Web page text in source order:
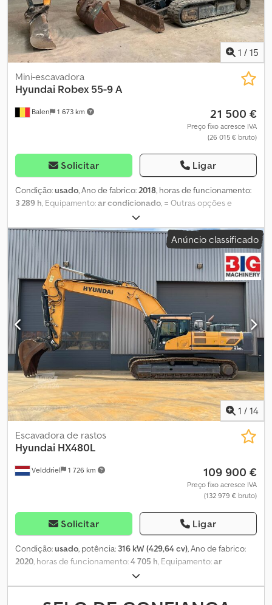
Ano de fabricação: 2015 Peso em vazio: 10.500 kg Certificação CE:
sim Número de referência: 85 Djdpfx Ajztrgmoc Nowa =
Informações da empresa = Para mais informações:
1 / 15
Balen 1 673 km
Mini-escavadora
Hyundai Robex 55-9 A
21 500 €
Preço fixo acresce IVA
(26 015 € bruto)
Solicitar Ligar
Condição:usado, Ano de fabrico:2018, horas de funcionamento:
3 289 h, Equipamento:ar condicionado, = Outras opções e
acessórios = - Sistema hidráulico para martelo/tesoura - Lâmina
niveladora - Sistema de fixação rápida - Pá padrão
Dwedszrgucspfx Ac Nja = Mais informações = Tipo de tração:
Esteiras Peso em ordem de marcha: 5.550 kg Contacte Geert
Geuens para obter informações adicionais.
Anúncio classificado
1 / 14
Velddriel 1 726 km
Escavadora de rastos
Hyundai HX480L
109 900 €
Preço fixo acresce IVA
(132 979 € bruto)
Solicitar Ligar
Condição:usado, potência: 316 kW (429,64 cv), Ano de fabrico:
2020, horas de funcionamento:4 705 h, Equipamento:ar
, = Outras opções e acessórios = - Sistema AdBlue
= Notas = Escavadora Hyundai HX480L usada – 2020 – À venda na
BIG Machinery Esta escavadora Hyundai HX480L está agora